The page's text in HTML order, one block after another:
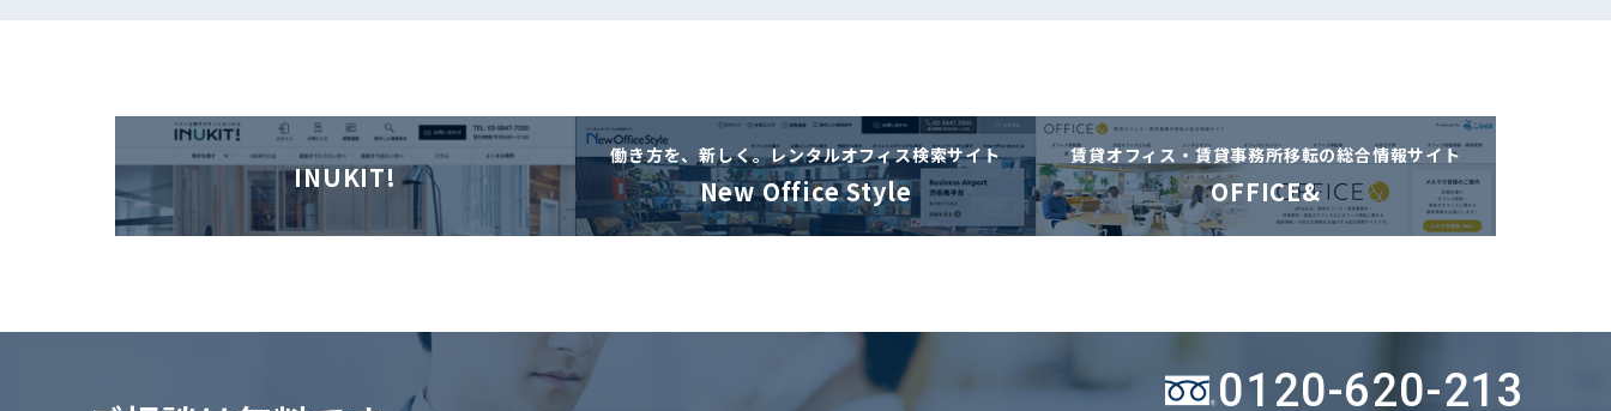
INUKIT!
働き方を、新しく。レンタルオフィス検索サイト
New Office Style
賃貸オフィス・賃貸事務所移転の総合情報サイト
OFFICE&
0120-620-213